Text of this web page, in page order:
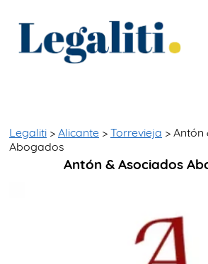
Legaliti > Alicante > Torrevieja > Antón
Abogados
Antón & Asociados